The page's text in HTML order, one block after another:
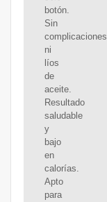
botón.
Sin
complicaciones
ni
líos
de
aceite.
Resultado
saludable
y
bajo
en
calorías.
Apto
para